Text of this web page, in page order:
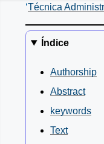
Técnica
Índice
Authorship
Abstract
keywords
Text